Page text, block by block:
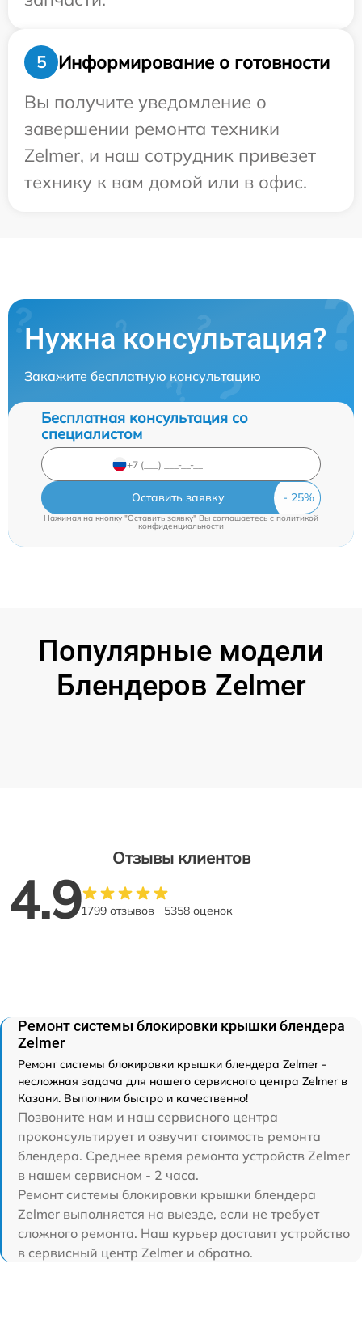
5
Информирование о готовности
Вы получите уведомление о
завершении ремонта техники
Zelmer, и наш сотрудник привезет
технику к вам домой или в офис.
Нужна консультация?
Закажите бесплатную консультацию
Бесплатная консультация со
специалистом
Оставить заявку
Нажимая на кнопку "Оставить заявку" Вы соглашаетесь c политикой
конфиденциальности
Популярные модели
Блендеров Zelmer
Отзывы клиентов
4.91799 отзывов 5358 оценок
Ремонт системы блокировки крышки блендера
Zelmer
Ремонт системы блокировки крышки блендера Zelmer -
несложная задача для нашего сервисного центра Zelmer в
Казани. Выполним быстро и качественно!
Позвоните нам и наш сервисного центра
проконсультирует и озвучит стоимость ремонта
блендера. Среднее время ремонта устройств Zelmer
в нашем сервисном - 2 часа.
Ремонт системы блокировки крышки блендера
Zelmer выполняется на выезде, если не требует
сложного ремонта. Наш курьер доставит устройство
в сервисный центр Zelmer и обратно.